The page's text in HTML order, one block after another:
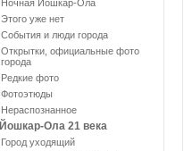
Ночная Йошкар-Ола
Этого уже нет
События и люди города
Открытки, официальные фото
города
Редкие фото
Фотоэтюды
Нераспознанное
Йошкар-Ола 21 века
Город уходящий